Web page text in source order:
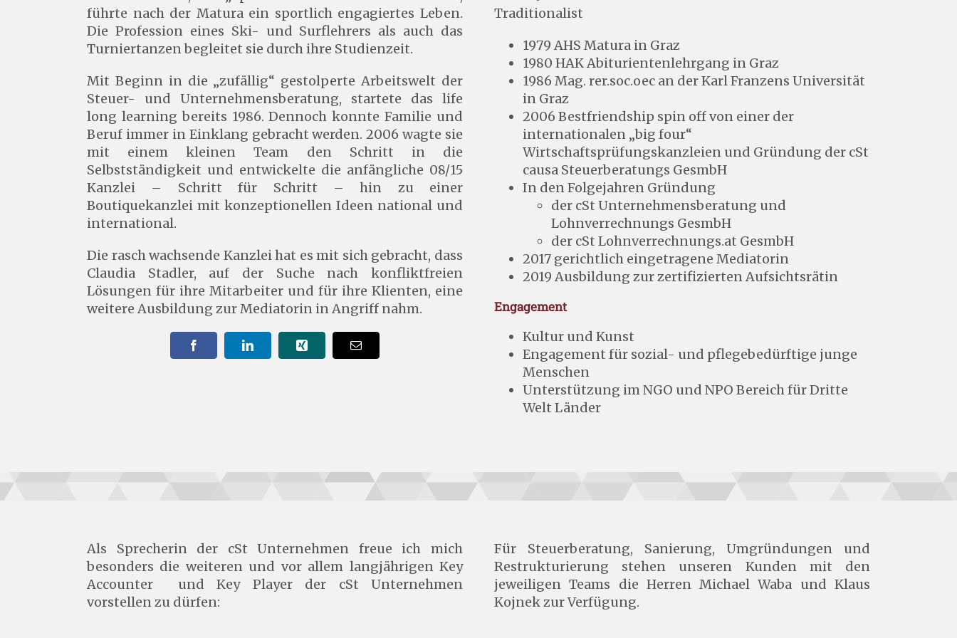
führte nach der Matura ein sportlich engagiertes Leben.
Die Profession eines Ski- und Surflehrers als auch das
Turniertanzen begleitet sie durch ihre Studienzeit.
Mit Beginn in die „zufällig“ gestolperte Arbeitswelt der
Steuer- und Unternehmensberatung, startete das life
long learning bereits 1986. Dennoch konnte Familie und
Beruf immer in Einklang gebracht werden. 2006 wagte sie
mit einem kleinen Team den Schritt in die
Selbstständigkeit und entwickelte die anfängliche 08/15
Kanzlei – Schritt für Schritt – hin zu einer
Boutiquekanzlei mit konzeptionellen Ideen national und
international.
Die rasch wachsende Kanzlei hat es mit sich gebracht, dass
Claudia Stadler, auf der Suche nach konfliktfreien
Lösungen für ihre Mitarbeiter und für ihre Klienten, eine
weitere Ausbildung zur Mediatorin in Angriff nahm.
Traditionalist
1979 AHS Matura in Graz
1980 HAK Abiturientenlehrgang in Graz
1986 Mag. rer.soc.oec an der Karl Franzens Universität
in Graz
2006 Bestfriendship spin off von einer der
internationalen „big four“
Wirtschaftsprüfungskanzleien und Gründung der cSt
causa Steuerberatungs GesmbH
In den Folgejahren Gründung
der cSt Unternehmensberatung und
Lohnverrechnungs GesmbH
der cSt Lohnverrechnungs.at GesmbH
2017 gerichtlich eingetragene Mediatorin
2019 Ausbildung zur zertifizierten Aufsichtsrätin
Engagement
Kultur und Kunst
Engagement für sozial- und pflegebedürftige junge
Menschen
Unterstützung im NGO und NPO Bereich für Dritte
Welt Länder
Als Sprecherin der cSt Unternehmen freue ich mich
besonders die weiteren und vor allem langjährigen Key
Accounter und Key Player der cSt Unternehmen
vorstellen zu dürfen:
Für Steuerberatung, Sanierung, Umgründungen und
Restrukturierung stehen unseren Kunden mit den
jeweiligen Teams die Herren Michael Waba und Klaus
Kojnek zur Verfügung.